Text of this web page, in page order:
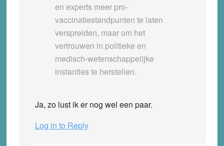
en experts meer pro-
vaccinatiestandpunten te laten
verspreiden, maar om het
vertrouwen in politieke en
medisch-wetenschappelijke
instanties te herstellen.
Ja, zo lust ik er nog wel een paar.
Log in to Reply